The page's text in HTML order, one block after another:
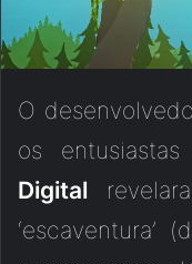
O
os
Digital
‘escaventura’